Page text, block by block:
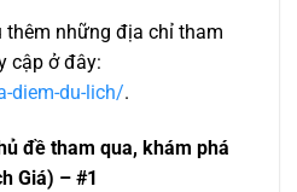
thêm những địa chỉ tham
cập ở đây:
diem-du-lich/.
đề tham qua, khám phá
Giá) – #1